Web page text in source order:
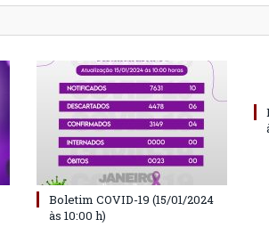
Boletim COVID-19 (15/01/2024
às 10:00 h)